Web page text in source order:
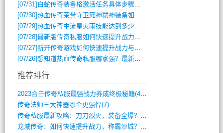
[07/31] 白蛇传奇装备格激活任务具体步骤是什么？如何完成？
[07/30]热血传奇荣誉守卫死神弑神装备如何获取与佩戴攻略？
[07/29]热血传奇中流星火雨技能达到多少级可以开始练装备？
[07/28]最新版传奇私服如何快速提升战力与获取稀有装备？
[07/27]新开传奇游戏如何快速提升战力与获取稀有装备？
[07/26]想知道热血传奇私服哪家强？最新排行榜攻略全解析
推荐排行
2023合击传奇私服最强战力养成终极秘籍(428)
传奇法师三大神器哪个更强悍(7)
传奇私服最新攻略：刀刀烈火，装备全爆？攻(813)
龙城传奇：如何快速提升战力，称霸沙城？(802)